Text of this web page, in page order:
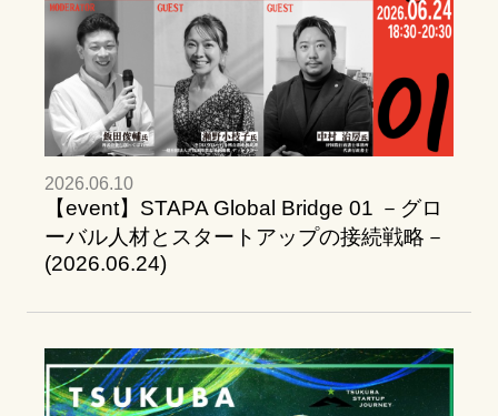
2026.06.10
【event】STAPA Global Bridge 01 －グロ
ーバル人材とスタートアップの接続戦略－
(2026.06.24)